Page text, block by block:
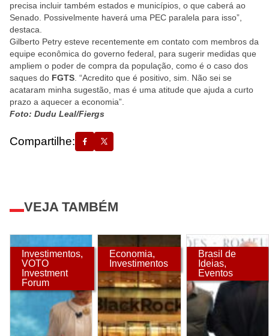
precisa incluir também estados e municípios, o que caberá ao
Senado. Possivelmente haverá uma PEC paralela para isso”,
destaca.
Gilberto Petry esteve recentemente em contato com membros da
equipe econômica do governo federal, para sugerir medidas que
ampliem o poder de compra da população, como é o caso dos
saques do FGTS . “Acredito que é positivo, sim. Não sei se
acataram minha sugestão, mas é uma atitude que ajuda a curto
prazo a aquecer a economia”.
Foto: Dudu Leal/Fiergs
Compartilhe:
VEJA TAMBÉM
Investimentos,
VOTO
Investment
Forum
Economia,
Investimentos
Brasil de
Ideias,
Eventos